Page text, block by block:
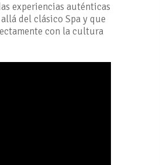
experiencias auténticas
del clásico Spa y que
con la cultura